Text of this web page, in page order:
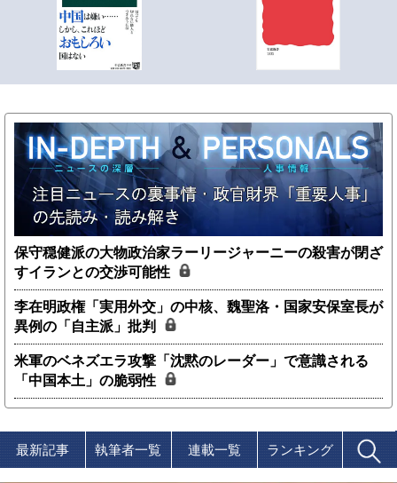
保守穏健派の大物政治家ラーリージャーニーの殺害が閉ざ
すイランとの交渉可能性
李在明政権「実用外交」の中核、魏聖洛・国家安保室長が
異例の「自主派」批判
米軍のベネズエラ攻撃「沈黙のレーダー」で意識される
「中国本土」の脆弱性
最新記事 執筆者一覧 連載一覧 ランキング